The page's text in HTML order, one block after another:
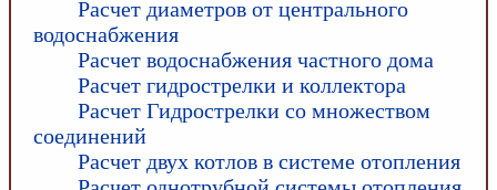
Расчет диаметров от центрального
водоснабжения
Расчет водоснабжения частного дома
Расчет гидрострелки и коллектора
Расчет Гидрострелки со множеством
соединений
Расчет двух котлов в системе отопления